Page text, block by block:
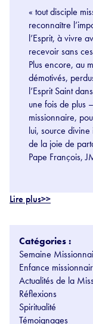
« tout disciple
reconnaître
l’Esprit, à vivre
recevoir sans
Plus encore, au
démotivés,
l’Esprit Saint
une fois de plus
missionnaire,
lui, source
de la joie de
Pape François,
Lire plus>>
Catégories :
Semaine
Enfance
Actualités de la
Réflexions
Spiritualité
Témoignages